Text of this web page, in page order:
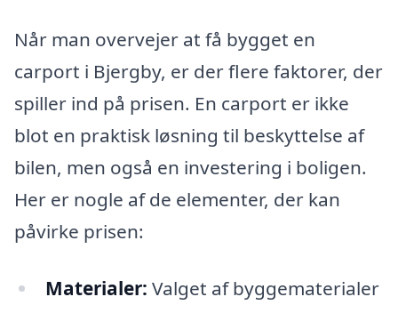
Når man overvejer at få bygget en
carport i Bjergby, er der flere faktorer, der
spiller ind på prisen. En carport er ikke
blot en praktisk løsning til beskyttelse af
bilen, men også en investering i boligen.
Her er nogle af de elementer, der kan
påvirke prisen:
Materialer: Valget af byggematerialer